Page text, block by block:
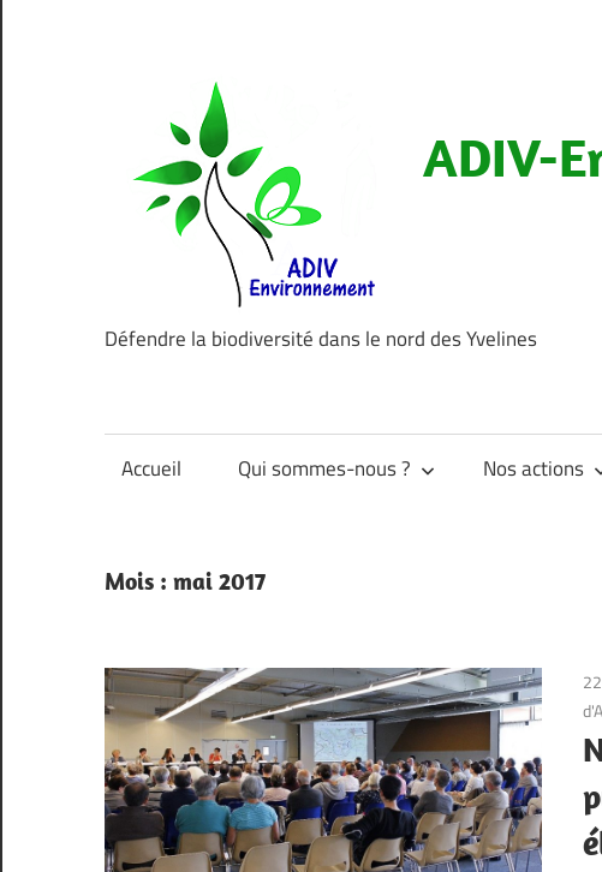
ADIV-
Défendre la biodiversité dans le nord des Yvelines
Accueil Qui sommes-nous ? Nos actions
Mois : mai 2017